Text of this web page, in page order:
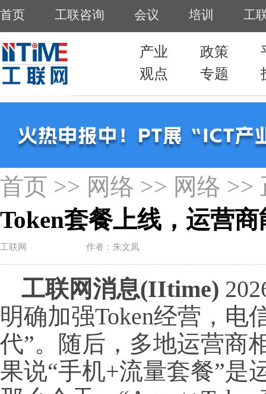
首页 >> 网络 >> 网络 >>
Token套餐上线，运营
工联网 作者：朱文凤
工联网消息(IItime)
明确加强Token经营，电
代”。随后，多地运营商
果说“手机+流量套餐”是